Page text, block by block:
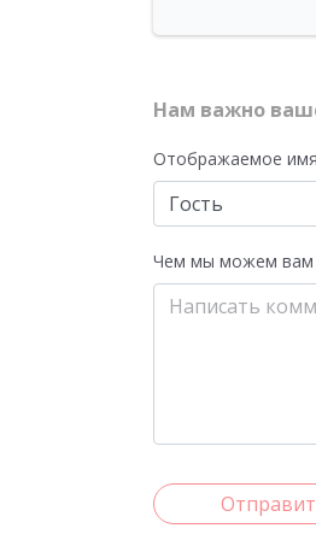
Нам важно
Отображаемое имя
Чем мы можем вам